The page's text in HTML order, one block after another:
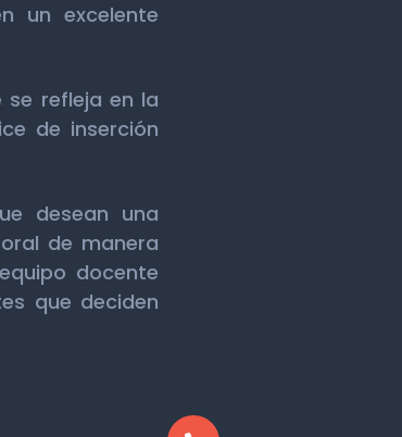
un excelente
se refleja en la
de inserción
desean una
de manera
docente
que deciden